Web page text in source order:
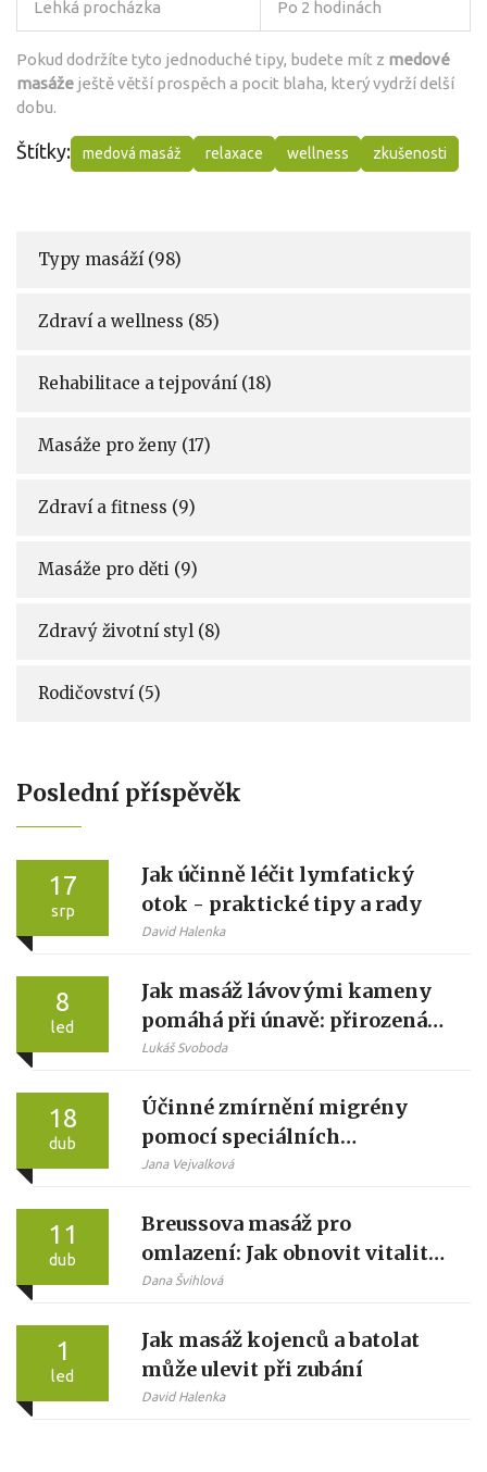
Lehká procházka Po 2 hodinách
Pokud dodržíte tyto jednoduché tipy, budete mít z medové
masáže ještě větší prospěch a pocit blaha, který vydrží delší
dobu.
Štítky: medová masáž relaxace wellness zkušenosti
Typy masáží (98)
Zdraví a wellness (85)
Rehabilitace a tejpování (18)
Masáže pro ženy (17)
Zdraví a fitness (9)
Masáže pro děti (9)
Zdravý životní styl (8)
Rodičovství (5)
Poslední příspěvěk
17
srp
Jak účinně léčit lymfatický
otok - praktické tipy a rady
David Halenka
8
led
Jak masáž lávovými kameny
pomáhá při únavě: přirozená
cesta k odpočinku
Lukáš Svoboda
18
dub
Účinné zmírnění migrény
pomocí speciálních
masážních technik
Jana Vejvalková
11
dub
Breussova masáž pro
omlazení: Jak obnovit vitalitu
a energii
Dana Švihlová
1
led
Jak masáž kojenců a batolat
může ulevit při zubání
David Halenka